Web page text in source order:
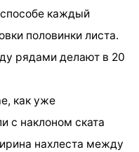
каждый
половинки листа.
рядами делают в 20
как уже
с наклоном ската
нахлеста между